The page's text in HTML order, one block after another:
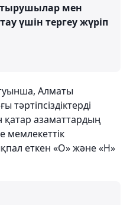
мен
үшін тергеу жүріп
Алматы
азаматтардың
мемлекеттік
еткен «О» және «Н»